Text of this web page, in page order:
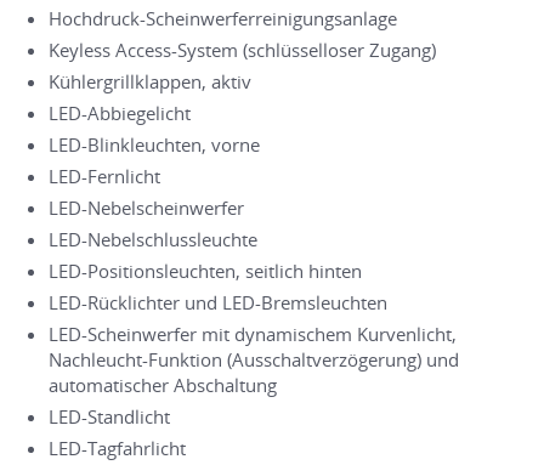
Hochdruck-Scheinwerferreinigungsanlage
Keyless Access-System (schlüsselloser Zugang)
Kühlergrillklappen, aktiv
LED-Abbiegelicht
LED-Blinkleuchten, vorne
LED-Fernlicht
LED-Nebelscheinwerfer
LED-Nebelschlussleuchte
LED-Positionsleuchten, seitlich hinten
LED-Rücklichter und LED-Bremsleuchten
LED-Scheinwerfer mit dynamischem Kurvenlicht,
Nachleucht-Funktion (Ausschaltverzögerung) und
automatischer Abschaltung
LED-Standlicht
LED-Tagfahrlicht